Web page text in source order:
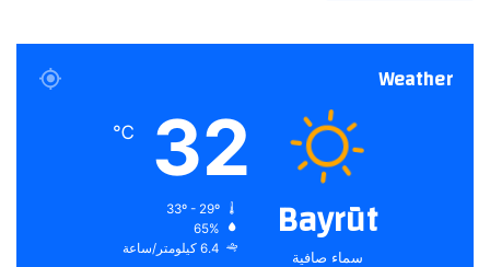
Weather
Bayrūt
سماء صافية
32
℃
65%
6.4 كيلومتر/ساعة